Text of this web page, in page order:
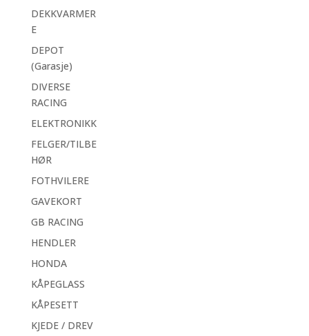
DEKKVARMER
E
DEPOT
(Garasje)
DIVERSE
RACING
ELEKTRONIKK
FELGER/TILBE
HØR
FOTHVILERE
GAVEKORT
GB RACING
HENDLER
HONDA
KÅPEGLASS
KÅPESETT
KJEDE / DREV